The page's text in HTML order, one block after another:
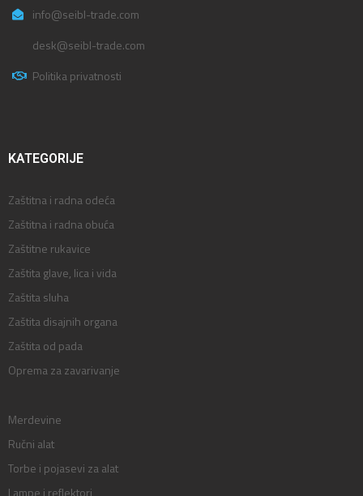
info@seibl-trade.com
desk@seibl-trade.com
Politika privatnosti
KATEGORIJE
Zaštitna i radna odeća
Zaštitna i radna obuća
Zaštitne rukavice
Zaštita glave, lica i vida
Zaštita sluha
Zaštita disajnih organa
Zaštita od pada
Oprema za zavarivanje
Merdevine
Ručni alat
Torbe i pojasevi za alat
Lampe i reflektori